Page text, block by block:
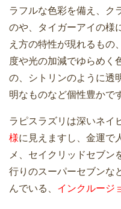
ラフルな色彩を備え、ク
のや、タイガーアイの様
え方の特性が現れるもの
度や光の加減でゆらめく
の、シトリンのように透
明なものなど個性豊かで
ラピスラズリは深いネイ
様に見えますし、金運で
メ、セイクリッドセブン
行りのスーパーセブンな
んでいる、 インクルージ